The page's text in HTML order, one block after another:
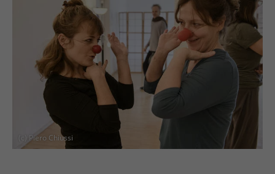
(c) Piero Chiussi